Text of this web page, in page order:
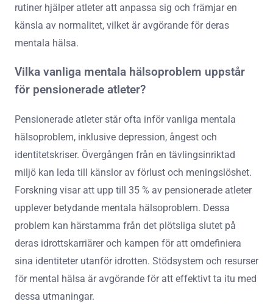
rutiner hjälper atleter att anpassa sig och främjar en
känsla av normalitet, vilket är avgörande för deras
mentala hälsa.
Vilka vanliga mentala hälsoproblem uppstår
för pensionerade atleter?
Pensionerade atleter står ofta inför vanliga mentala
hälsoproblem, inklusive depression, ångest och
identitetskriser. Övergången från en tävlingsinriktad
miljö kan leda till känslor av förlust och meningslöshet.
Forskning visar att upp till 35 % av pensionerade atleter
upplever betydande mentala hälsoproblem. Dessa
problem kan härstamma från det plötsliga slutet på
deras idrottskarriärer och kampen för att omdefiniera
sina identiteter utanför idrotten. Stödsystem och resurser
för mental hälsa är avgörande för att effektivt ta itu med
dessa utmaningar.